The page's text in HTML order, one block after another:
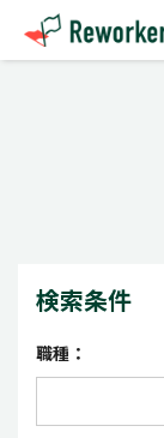
検索条件
職種：